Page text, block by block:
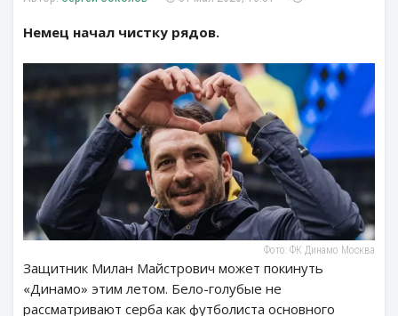
Немец начал чистку рядов.
Фото: ФК Динамо Москва
Защитник Милан Майстрович может покинуть
«Динамо» этим летом. Бело-голубые не
рассматривают серба как футболиста основного